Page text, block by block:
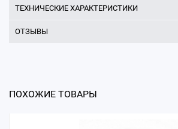
ТЕХНИЧЕСКИЕ ХАРАКТЕРИСТИКИ
ОТЗЫВЫ
ПОХОЖИЕ ТОВАРЫ